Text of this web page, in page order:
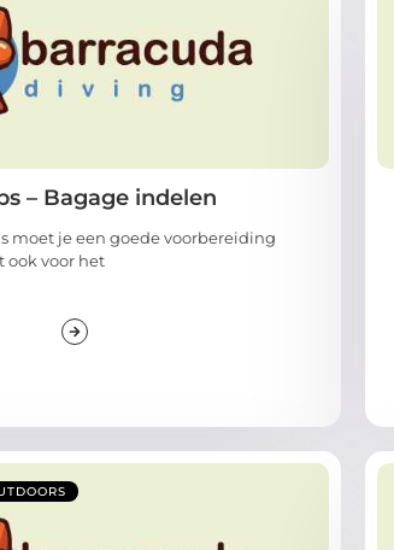
– Bagage indelen
moet je een goede voorbereiding
ook voor het